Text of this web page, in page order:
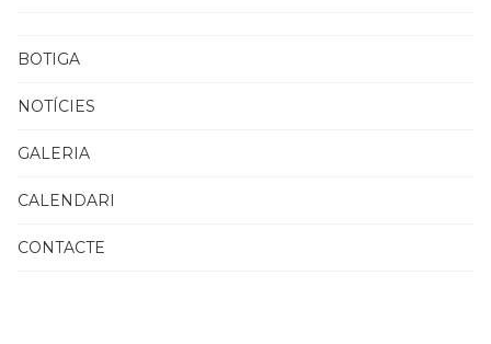
BOTIGA
NOTÍCIES
GALERIA
CALENDARI
CONTACTE